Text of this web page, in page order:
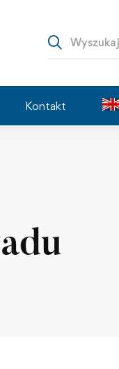
Kontakt